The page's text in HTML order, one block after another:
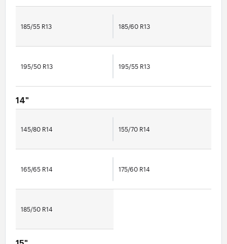
185/55 R13 185/60 R13
195/50 R13 195/55 R13
14"
145/80 R14 155/70 R14
165/65 R14 175/60 R14
185/50 R14